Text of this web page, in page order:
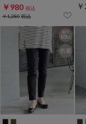
￥980 税込
￥1,280税込